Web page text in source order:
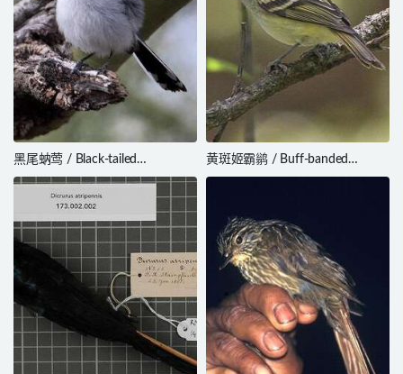
黑尾蚋莺 / Black-tailed
Gnatcatcher / Polioptila melanura
黄斑姬霸鹟 / Buff-banded
Tyrannulet / Mecocerculus